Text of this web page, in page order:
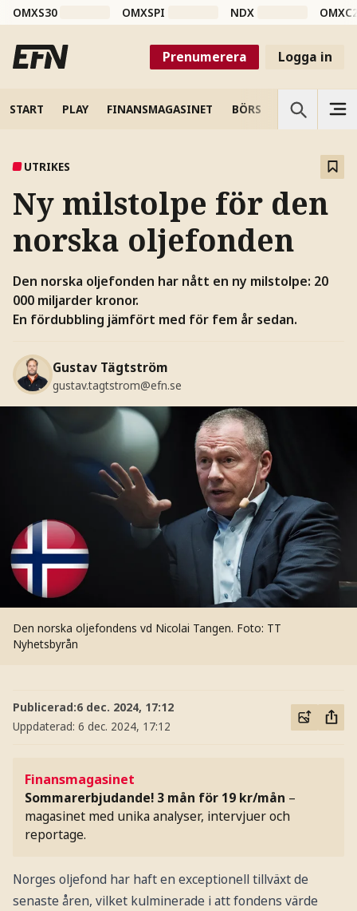
OMXS30 OMXSPI NDX
Prenumerera Logga in
START PLAY FINANSMAGASINET BÖRS VETENSKAP
UTRIKES
Ny milstolpe för den
norska oljefonden
Den norska oljefonden har nått en ny milstolpe: 20
000 miljarder kronor.
En fördubbling jämfört med för fem år sedan.
Gustav Tägtström
gustav.tagtstrom@efn.se
Den norska oljefondens vd Nicolai Tangen. Foto: TT
Nyhetsbyrån
Publicerad:6 dec. 2024, 17:12
Uppdaterad: 6 dec. 2024, 17:12
Finansmagasinet
Sommarerbjudande! 3 mån för 19 kr/mån –
magasinet med unika analyser, intervjuer och
reportage.
Norges oljefond har haft en exceptionell tillväxt de
senaste åren, vilket kulminerade i att fondens värde